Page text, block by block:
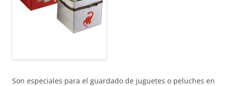
Son especiales para el guardado de juguetes o peluches en